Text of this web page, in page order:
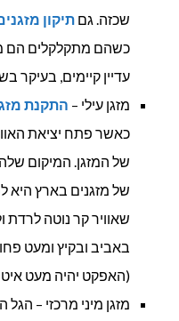
שכזה. גם תיקון
כשהם מתקלקלים הם
עדיין קיימים, בעיקר
מזגן עילי – התקנת
כאשר פתח יציאת
של המזגן. המיקום
של מזגנים בארץ היא
שאוויר קר נוטה לרדת
באביב ובקיץ ומעט
(האפקט יהיה מעט
מזגן מיני מרכזי –